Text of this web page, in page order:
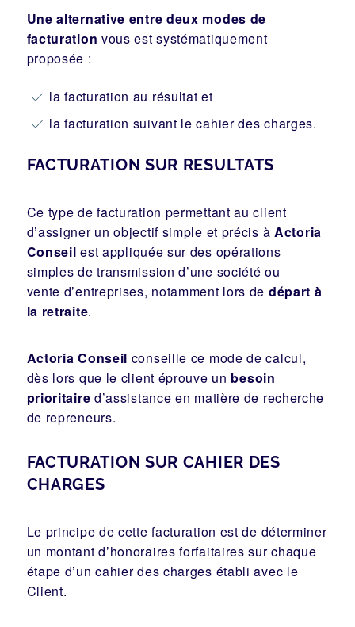
Une alternative entre deux modes de
facturation vous est systématiquement
proposée :
la facturation au résultat et
la facturation suivant le cahier des charges.
FACTURATION SUR RESULTATS
Ce type de facturation permettant au client
d’assigner un objectif simple et précis à Actoria
Conseil est appliquée sur des opérations
simples de transmission d’une société ou
vente d’entreprises, notamment lors de départ à
la retraite.
Actoria Conseil conseille ce mode de calcul,
dès lors que le client éprouve un besoin
prioritaire d’assistance en matière de recherche
de repreneurs.
FACTURATION SUR CAHIER DES
CHARGES
Le principe de cette facturation est de déterminer
un montant d’honoraires forfaitaires sur chaque
étape d’un cahier des charges établi avec le
Client.